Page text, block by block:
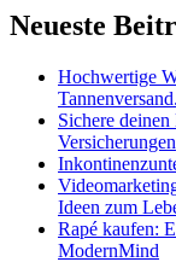
Neueste
Hochwertige
Sichere
Versicherungen
Ideen zum
Rapé kaufen:
ModernMind